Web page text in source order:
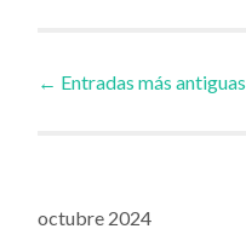
Ir
las
← Entradas más antiguas
octubre 2024